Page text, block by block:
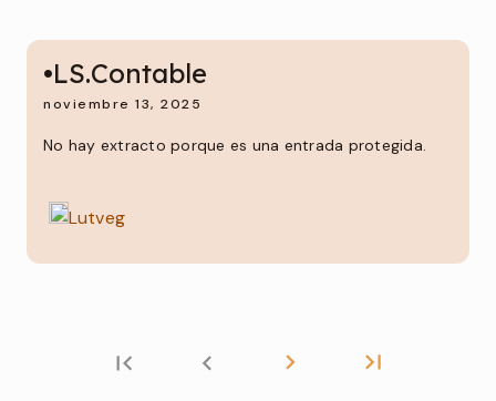
•LS.Contable
noviembre 13, 2025
No hay extracto porque es una entrada protegida.
Lutveg
first_page chevron_left chevron_right last_page